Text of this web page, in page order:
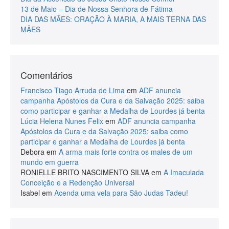
13 de Maio – Dia de Nossa Senhora de Fátima
DIA DAS MÃES: ORAÇÃO À MARIA, A MAIS TERNA DAS
MÃES
Comentários
Francisco Tiago Arruda de Lima em ADF anuncia
campanha Apóstolos da Cura e da Salvação 2025: saiba
como participar e ganhar a Medalha de Lourdes já benta
Lúcia Helena Nunes Felix em ADF anuncia campanha
Apóstolos da Cura e da Salvação 2025: saiba como
participar e ganhar a Medalha de Lourdes já benta
Debora em A arma mais forte contra os males de um
mundo em guerra
RONIELLE BRITO NASCIMENTO SILVA em A Imaculada
Conceição e a Redenção Universal
Isabel em Acenda uma vela para São Judas Tadeu!